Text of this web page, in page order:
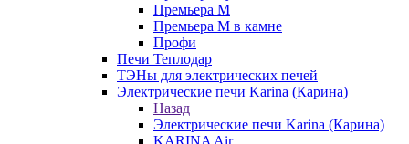
Премьера М
Премьера М в камне
Профи
Печи Теплодар
ТЭНы для электрических печей
Электрические печи Karina (Карина)
Назад
Электрические печи Karina (Карина)
KARINA Air